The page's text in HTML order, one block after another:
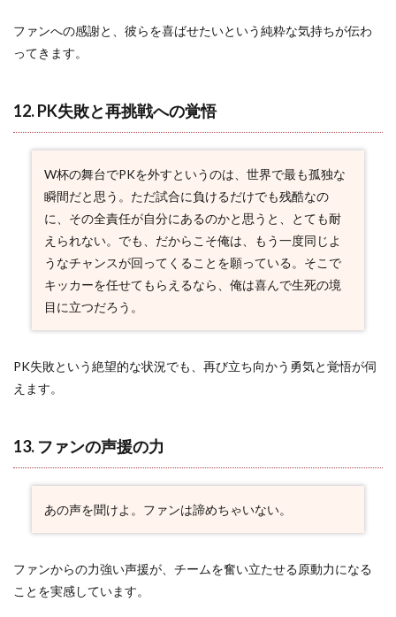
ファンへの感謝と、彼らを喜ばせたいという純粋な気持ちが伝わ
ってきます。
12. PK失敗と再挑戦への覚悟
W杯の舞台でPKを外すというのは、世界で最も孤独な
瞬間だと思う。ただ試合に負けるだけでも残酷なの
に、その全責任が自分にあるのかと思うと、とても耐
えられない。でも、だからこそ俺は、もう一度同じよ
うなチャンスが回ってくることを願っている。そこで
キッカーを任せてもらえるなら、俺は喜んで生死の境
目に立つだろう。
PK失敗という絶望的な状況でも、再び立ち向かう勇気と覚悟が伺
えます。
13. ファンの声援の力
あの声を聞けよ。ファンは諦めちゃいない。
ファンからの力強い声援が、チームを奮い立たせる原動力になる
ことを実感しています。